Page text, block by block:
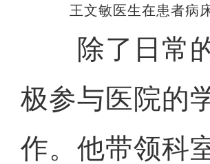
王文敏医生在患者病
除了日常的
极参与医院的
作。他带领科